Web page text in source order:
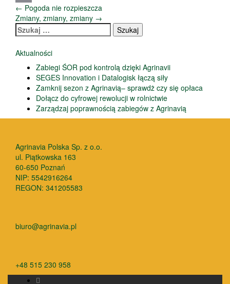
Email
Nawigacja
wpisów
← Pogoda nie rozpieszcza
Zmiany, zmiany, zmiany →
Szukaj:
Aktualności
Zabiegi ŚOR pod kontrolą dzięki Agrinavii
SEGES Innovation i Datalogisk łączą siły
Zamknij sezon z Agrinavią– sprawdż czy się opłaca
Dołącz do cyfrowej rewolucji w rolnictwie
Zarządzaj poprawnością zabiegów z Agrinavią
Agrinavia Polska Sp. z o.o.
ul. Piątkowska 163
60-650 Poznań
NIP: 5542916264
REGON: 341205583
biuro@agrinavia.pl
+48 515 230 958